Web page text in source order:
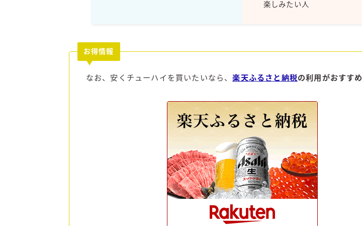
コラム
楽しみたい人
お得情報
なお、安くチューハイを買いたいなら、楽天ふるさと納税の利用がおすすめ